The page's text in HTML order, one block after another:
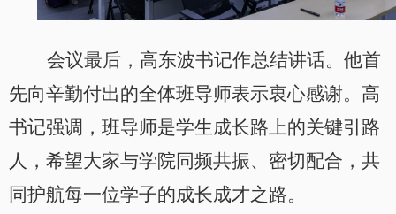
会议最后，高东波书记作总结讲话。他首
先向辛勤付出的全体班导师表示衷心感谢。 高
书记强调，班导师是学生成长路上的关键引路
人，希望大家与学院同频共振、密切配合，共
同护航每一位学子的成长成才之路。